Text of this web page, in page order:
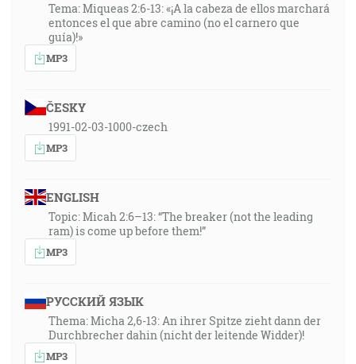
Tema: Miqueas 2:6-13: «¡A la cabeza de ellos marchará
entonces el que abre camino (no el carnero que
guía)!»
MP3
ČESKY
1991-02-03-1000-czech
MP3
ENGLISH
Topic: Micah 2:6–13: “The breaker (not the leading
ram) is come up before them!”
MP3
РУССКИЙ ЯЗЫК
Thema: Micha 2,6-13: An ihrer Spitze zieht dann der
Durchbrecher dahin (nicht der leitende Widder)!
MP3